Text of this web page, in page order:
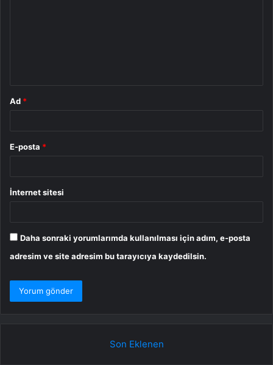
Ad *
E-posta *
İnternet sitesi
Daha sonraki yorumlarımda kullanılması için adım, e-posta
adresim ve site adresim bu tarayıcıya kaydedilsin.
Son Eklenen